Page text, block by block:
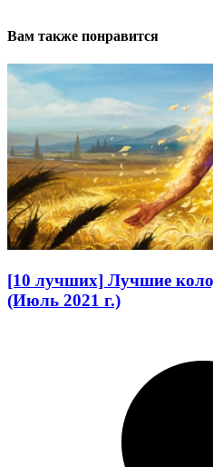
Вам также понравится
[10 лучших] Лучшие
(Июль 2021 г.)